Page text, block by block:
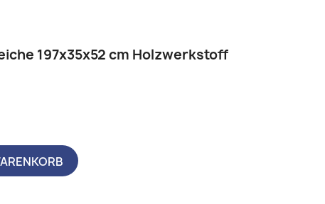
197x35x52 cm Holzwerkstoff